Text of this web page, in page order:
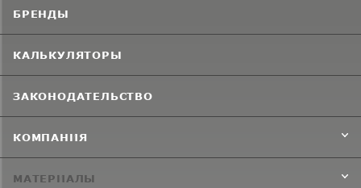
БРЕНДЫ
КАЛЬКУЛЯТОРЫ
ЗАКОНОДАТЕЛЬСТВО
КОМПАНИЯ
МАТЕРИАЛЫ